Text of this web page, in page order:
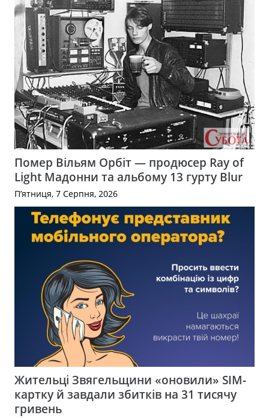
Помер Вільям Орбіт — продюсер Ray of
Light Мадонни та альбому 13 гурту Blur
П’ятниця, 7 Серпня, 2026
Жительці Звягельщини «оновили» SIM-
картку й завдали збитків на 31 тисячу
гривень